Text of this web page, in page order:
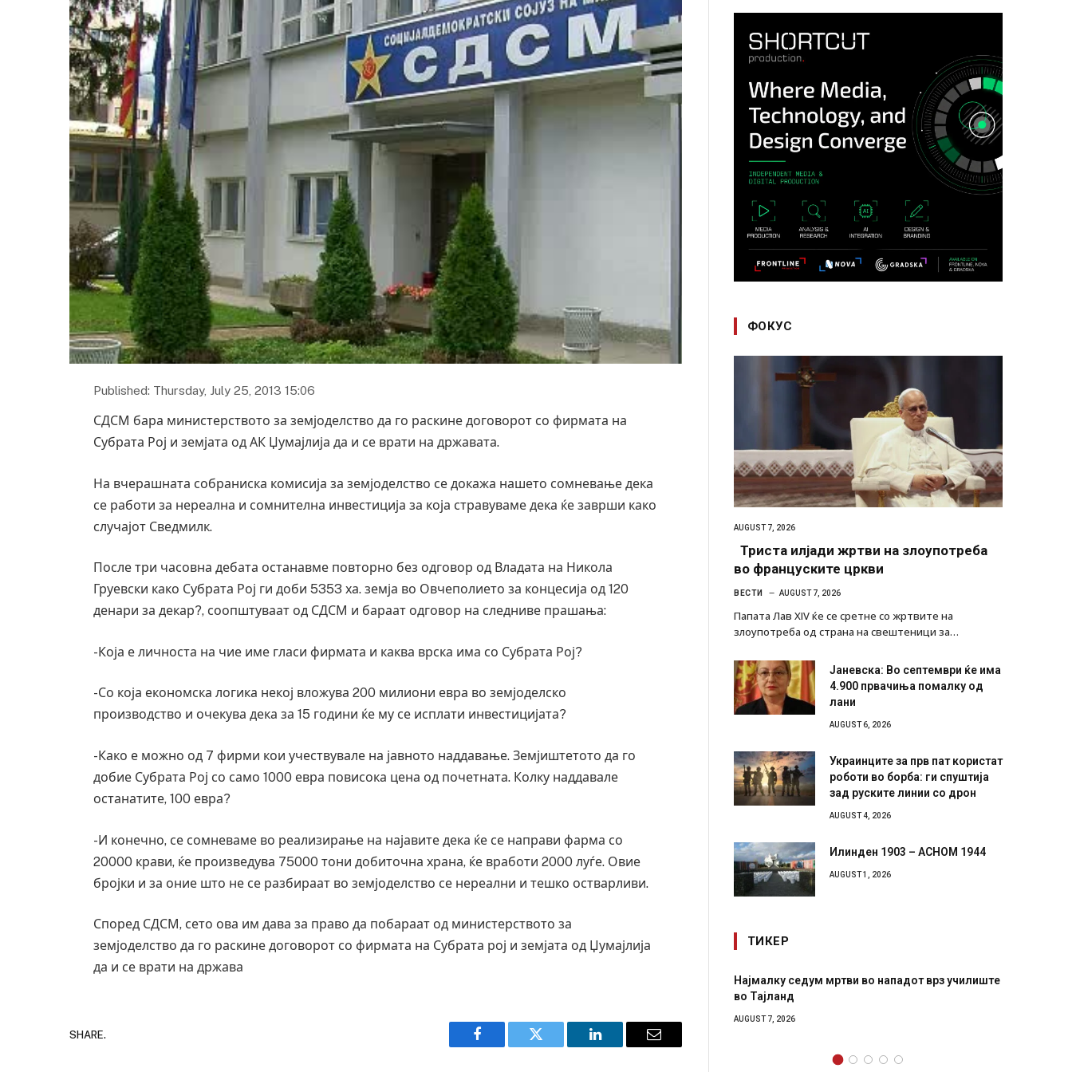
Published: Thursday, July 25, 2013 15:06
СДСМ бара министерството за земјоделство да го раскине договорот со фирмата на
Субрата Рој и земјата од АК Џумајлија да и се врати на државата.
На вчерашната собраниска комисија за земјоделство се докажа нашето сомневање дека
се работи за нереална и сомнителна инвестиција за која стравуваме дека ќе заврши како
случајот Сведмилк.
После три часовна дебата останавме повторно без одговор од Владата на Никола
Груевски како Субрата Рој ги доби 5353 ха. земја во Овчеполието за концесија од 120
денари за декар?, соопштуваат од СДСМ и бараат одговор на следниве прашања:
-Која е личноста на чие име гласи фирмата и каква врска има со Субрата Рој?
-Со која економска логика некој вложува 200 милиони евра во земјоделско
производство и очекува дека за 15 години ќе му се исплати инвестицијата?
-Како е можно од 7 фирми кои учествувале на јавното наддавање. Земјиштетото да го
добие Субрата Рој со само 1000 евра повисока цена од почетната. Колку наддавале
останатите, 100 евра?
-И конечно, се сомневаме во реализирање на најавите дека ќе се направи фарма со
20000 крави, ќе произведува 75000 тони добиточна храна, ќе вработи 2000 луѓе. Овие
бројки и за оние што не се разбираат во земјоделство се нереални и тешко остварливи.
Според СДСМ, сето ова им дава за право да побараат од министерството за
земјоделство да го раскине договорот со фирмата на Субрата рој и земјата од Џумајлија
да и се врати на држава
SHARE.
Facebook Twitter LinkedIn Email
ФОКУС
AUGUST 7, 2026
Триста илјади жртви на злоупотреба
во француските цркви
ВЕСТИ AUGUST 7, 2026
Папата Лав XIV ќе се сретне со жртвите на
злоупотреба од страна на свештеници за…
Јаневска: Во септември ќе има
4.900 првачиња помалку од
лани
AUGUST 6, 2026
Украинците за прв пат користат
роботи во борба: ги спуштија
зад руските линии со дрон
AUGUST 4, 2026
Илинден 1903 – АСНОМ 1944
AUGUST 1, 2026
ТИКЕР
Најмалку седум мртви во нападот врз училиште
во Тајланд
AUGUST 7, 2026
СОЗИС: